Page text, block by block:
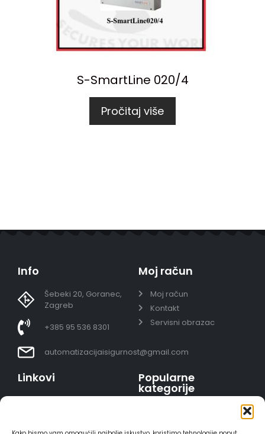
S-SmartLine 020/4
Pročitaj više
Info
Šebeki 20, Goranec,
Zagreb
+385 95 536 8301
automatizacijaisigurnost@gmail.com
Moj račun
Moj račun
Kontakt
Servisni obrazac
Linkovi
Sigurno plaćanje
Popularne
kategorije
Video nadzor - kompleti